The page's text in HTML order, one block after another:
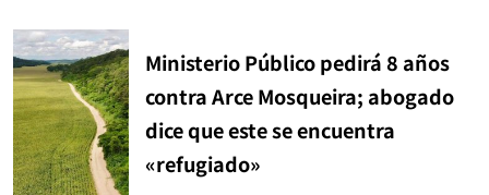
Ministerio Público pedirá 8 años
contra Arce Mosqueira; abogado
dice que este se encuentra
«refugiado»